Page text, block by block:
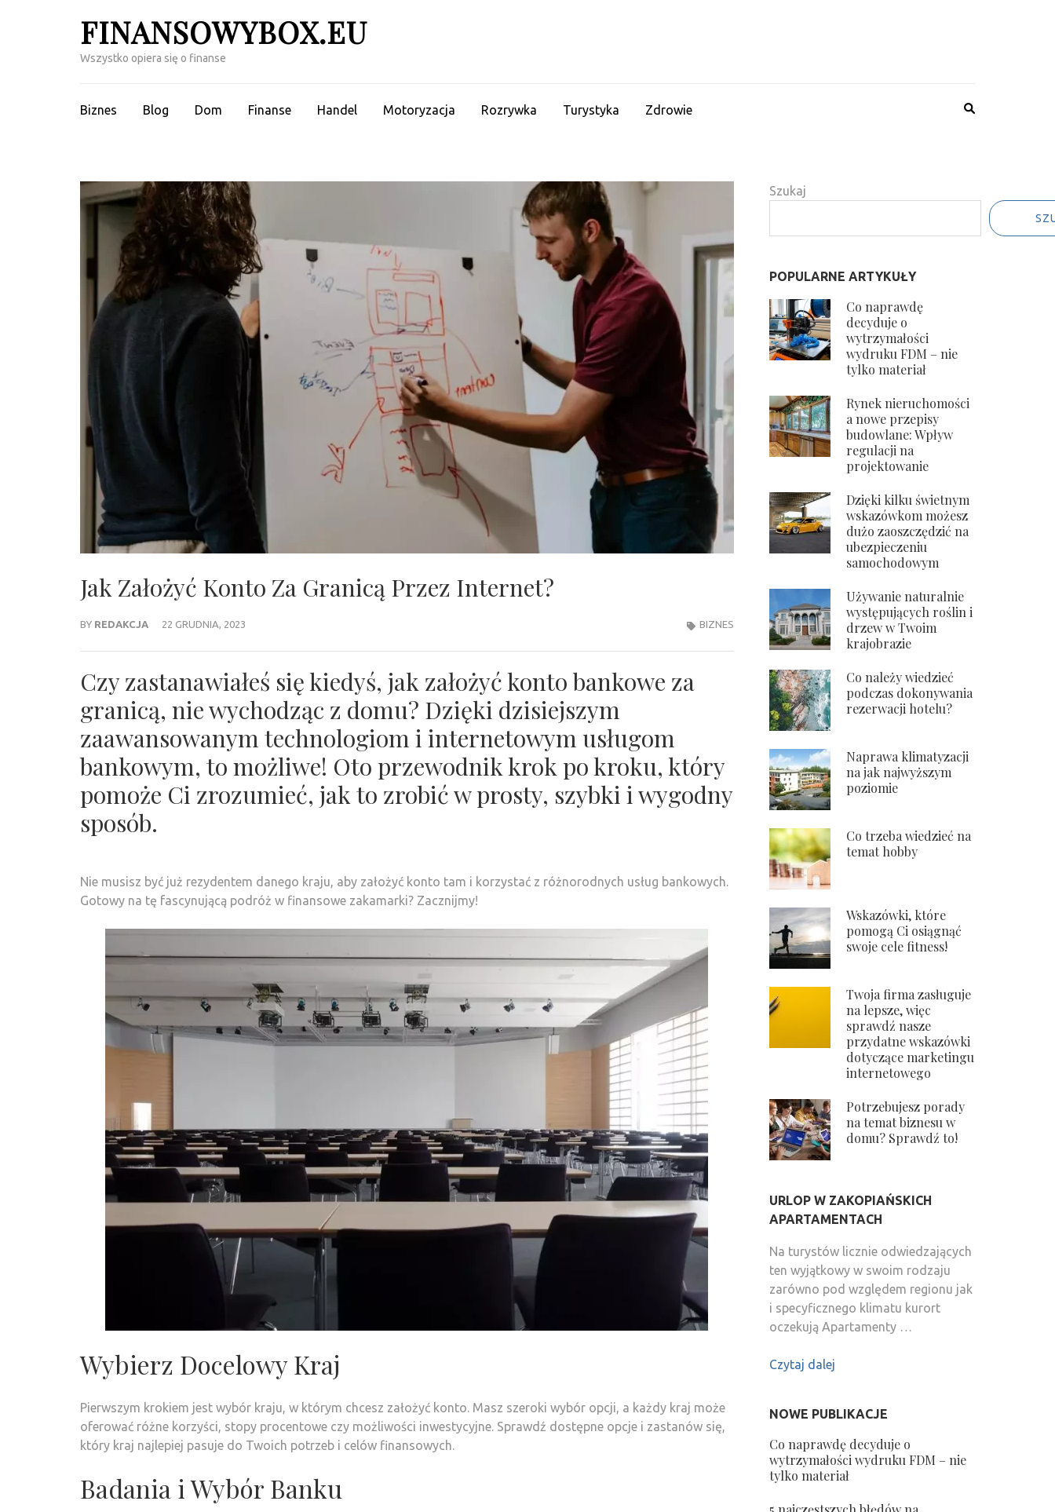
FINANSOWYBOX.EU
Wszystko opiera się o finanse
Biznes Blog Dom Finanse Handel Motoryzacja Rozrywka Turystyka Zdrowie
Jak Założyć Konto Za Granicą Przez Internet?
BY REDAKCJA 22 GRUDNIA, 2023 BIZNES
Czy zastanawiałeś się kiedyś, jak założyć konto bankowe za
granicą, nie wychodząc z domu? Dzięki dzisiejszym
zaawansowanym technologiom i internetowym usługom
bankowym, to możliwe! Oto przewodnik krok po kroku, który
pomoże Ci zrozumieć, jak to zrobić w prosty, szybki i wygodny
sposób.
Nie musisz być już rezydentem danego kraju, aby założyć konto tam i korzystać z różnorodnych usług bankowych.
Gotowy na tę fascynującą podróż w finansowe zakamarki? Zacznijmy!
Wybierz Docelowy Kraj
Pierwszym krokiem jest wybór kraju, w którym chcesz założyć konto. Masz szeroki wybór opcji, a każdy kraj może
oferować różne korzyści, stopy procentowe czy możliwości inwestycyjne. Sprawdź dostępne opcje i zastanów się,
który kraj najlepiej pasuje do Twoich potrzeb i celów finansowych.
Badania i Wybór Banku
Szukaj
POPULARNE ARTYKUŁY
Co naprawdę
decyduje o
wytrzymałości
wydruku FDM – nie
tylko materiał
Rynek nieruchomości
a nowe przepisy
budowlane: Wpływ
regulacji na
projektowanie
Dzięki kilku świetnym
wskazówkom możesz
dużo zaoszczędzić na
ubezpieczeniu
samochodowym
Używanie naturalnie
występujących roślin i
drzew w Twoim
krajobrazie
Co należy wiedzieć
podczas dokonywania
rezerwacji hotelu?
Naprawa klimatyzacji
na jak najwyższym
poziomie
Co trzeba wiedzieć na
temat hobby
Wskazówki, które
pomogą Ci osiągnąć
swoje cele fitness!
Twoja firma zasługuje
na lepsze, więc
sprawdź nasze
przydatne wskazówki
dotyczące marketingu
internetowego
Potrzebujesz porady
na temat biznesu w
domu? Sprawdź to!
URLOP W ZAKOPIAŃSKICH
APARTAMENTACH
Na turystów licznie odwiedzających
ten wyjątkowy w swoim rodzaju
zarówno pod względem regionu jak
i specyficznego klimatu kurort
oczekują Apartamenty …
Czytaj dalej
NOWE PUBLIKACJE
Co naprawdę decyduje o
wytrzymałości wydruku FDM – nie
tylko materiał